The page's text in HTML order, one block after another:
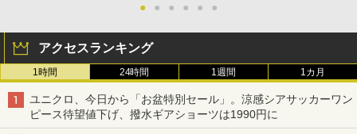
● ● ● ● ● ●
アクセスランキング
1時間 24時間 1週間 1カ月
ユニクロ、今日から「お盆特別セール」。涼感シアサッカーワン
ピース待望値下げ、撥水ギアショーツは1990円に